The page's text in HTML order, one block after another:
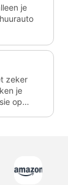
je
zeker
je
op